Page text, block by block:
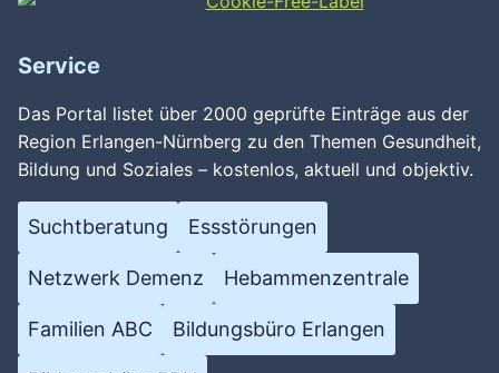
Service
Das Portal listet über 2000 geprüfte Einträge aus der
Region Erlangen-Nürnberg zu den Themen Gesundheit,
Bildung und Soziales – kostenlos, aktuell und objektiv.
Suchtberatung Essstörungen
Netzwerk Demenz Hebammenzentrale
Familien ABC Bildungsbüro Erlangen